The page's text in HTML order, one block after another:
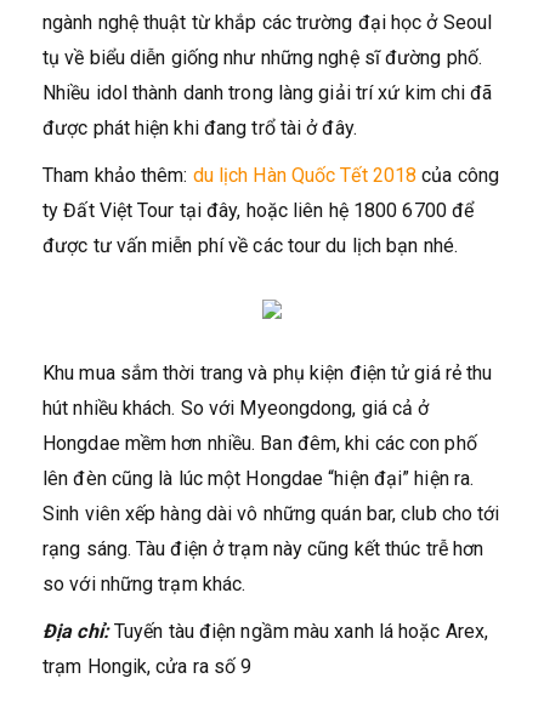
ngành nghệ thuật từ khắp các trường đại học ở Seoul
tụ về biểu diễn giống như những nghệ sĩ đường phố.
Nhiều idol thành danh trong làng giải trí xứ kim chi đã
được phát hiện khi đang trổ tài ở đây.
Tham khảo thêm: du lịch Hàn Quốc Tết 2018 của công
ty Đất Việt Tour tại đây, hoặc liên hệ 1800 6700 để
được tư vấn miễn phí về các tour du lịch bạn nhé.
Khu mua sắm thời trang và phụ kiện điện tử giá rẻ thu
hút nhiều khách. So với Myeongdong, giá cả ở
Hongdae mềm hơn nhiều. Ban đêm, khi các con phố
lên đèn cũng là lúc một Hongdae “hiện đại” hiện ra.
Sinh viên xếp hàng dài vô những quán bar, club cho tới
rạng sáng. Tàu điện ở trạm này cũng kết thúc trễ hơn
so với những trạm khác.
Địa chỉ:Tuyến tàu điện ngầm màu xanh lá hoặc Arex,
trạm Hongik, cửa ra số 9